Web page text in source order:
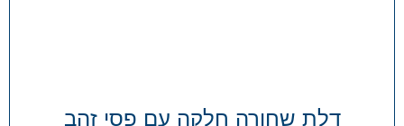
דלת שחורה חלקה עם פסי זהב